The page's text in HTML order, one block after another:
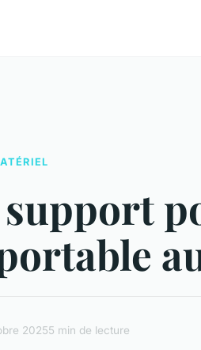
20255 min de lecture